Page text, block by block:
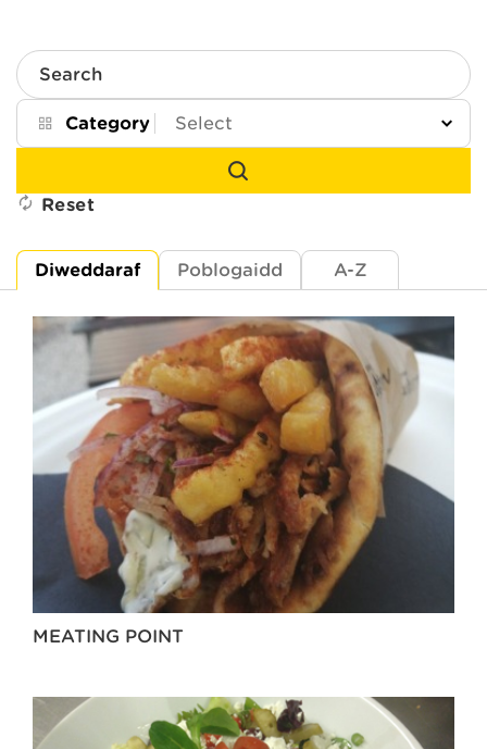
Search
Category
Reset
Diweddaraf Poblogaidd A-Z
MEATING POINT